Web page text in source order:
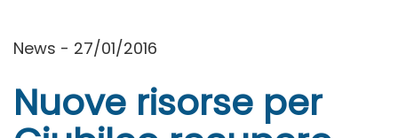
News - 27/01/2016
Nuove risorse per